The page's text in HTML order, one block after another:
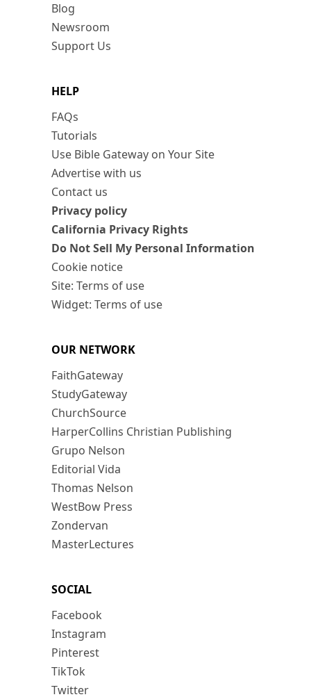
Blog
Newsroom
Support Us
HELP
FAQs
Tutorials
Use Bible Gateway on Your Site
Advertise with us
Contact us
Privacy policy
California Privacy Rights
Do Not Sell My Personal Information
Cookie notice
Site: Terms of use
Widget: Terms of use
OUR NETWORK
FaithGateway
StudyGateway
ChurchSource
HarperCollins Christian Publishing
Grupo Nelson
Editorial Vida
Thomas Nelson
WestBow Press
Zondervan
MasterLectures
SOCIAL
Facebook
Instagram
Pinterest
TikTok
Twitter